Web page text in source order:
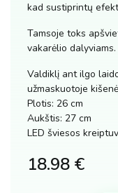
kad sustiprintų
Tamsoje toks
vakarėlio dalyviams.
Valdiklį ant ilgo
užmaskuotoje
Plotis: 26 cm
Aukštis: 27 cm
LED šviesos
18.98 €